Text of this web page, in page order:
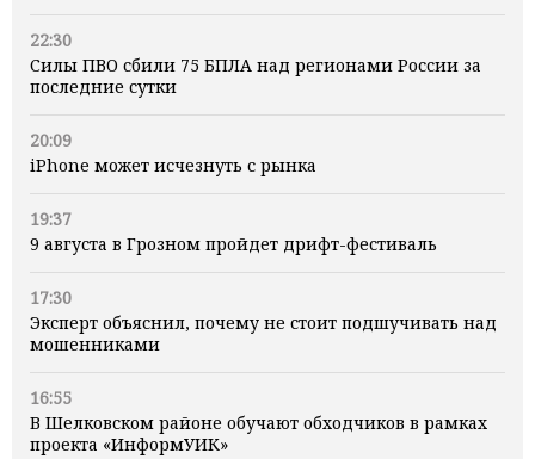
22:30
Силы ПВО сбили 75 БПЛА над регионами России за
последние сутки
20:09
iPhone может исчезнуть с рынка
19:37
9 августа в Грозном пройдет дрифт-фестиваль
17:30
Эксперт объяснил, почему не стоит подшучивать над
мошенниками
16:55
В Шелковском районе обучают обходчиков в рамках
проекта «ИнформУИК»